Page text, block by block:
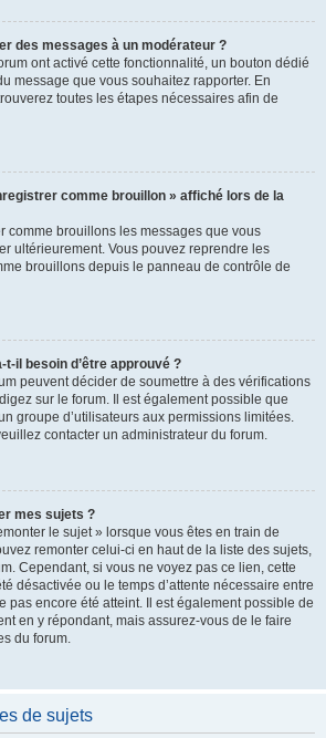
des messages à un modérateur ?
ont activé cette fonctionnalité, un bouton dédié
message que vous souhaitez rapporter. En
toutes les étapes nécessaires afin de
comme brouillon » affiché lors de la
comme brouillons les messages que vous
ultérieurement. Vous pouvez reprendre les
brouillons depuis le panneau de contrôle de
t-il besoin d’être approuvé ?
peuvent décider de soumettre à des vérifications
sur le forum. Il est également possible que
groupe d’utilisateurs aux permissions limitées.
contacter un administrateur du forum.
mes sujets ?
le sujet » lorsque vous êtes en train de
remonter celui-ci en haut de la liste des sujets,
Cependant, si vous ne voyez pas ce lien, cette
désactivée ou le temps d’attente nécessaire entre
pas encore été atteint. Il est également possible de
en y répondant, mais assurez-vous de le faire
du forum.
de sujets